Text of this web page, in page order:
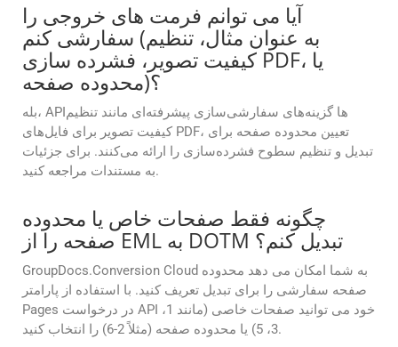
آیا می توانم فرمت های خروجی را
سفارشی کنم (به عنوان مثال، تنظیم
کیفیت تصویر، فشرده سازی PDF، یا
محدوده صفحه)؟
بله، APIها گزینه‌های سفارشی‌سازی پیشرفته‌ای مانند تنظیم
کیفیت تصویر برای فایل‌های PDF، تعیین محدوده صفحه برای
تبدیل و تنظیم سطوح فشرده‌سازی را ارائه می‌کنند. برای جزئیات
به مستندات مراجعه کنید.
چگونه فقط صفحات خاص یا محدوده
صفحه را از EML به DOTM تبدیل کنم؟
GroupDocs.Conversion Cloud به شما امکان می دهد محدوده
صفحه سفارشی را برای تبدیل تعریف کنید. با استفاده از پارامتر
Pages در درخواست API خود می توانید صفحات خاصی (مانند 1،
3، 5) یا محدوده صفحه (مثلاً 2-6) را انتخاب کنید.